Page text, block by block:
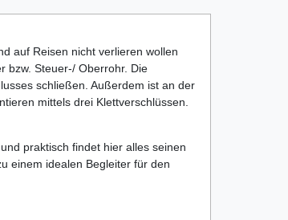
auf Reisen nicht verlieren wollen
bzw. Steuer-/ Oberrohr. Die
schließen. Außerdem ist an der
mittels drei Klettverschlüssen.
praktisch findet hier alles seinen
einem idealen Begleiter für den